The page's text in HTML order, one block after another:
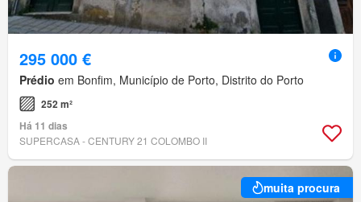
295 000 €
Prédio em Bonfim, Município de Porto, Distrito do Porto
252 m²
Há 11 dias
SUPERCASA - CENTURY 21 COLOMBO II
muita procura